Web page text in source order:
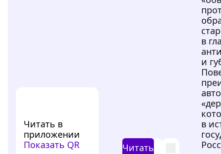
Читать в
приложении
Показать QR
Читать
в
и
в